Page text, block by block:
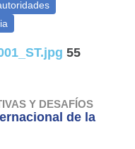
55
Y DESAFÍOS
de la